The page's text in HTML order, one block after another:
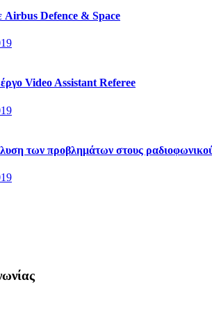
Defence & Space
Video Assistant Referee
των προβλημάτων στους